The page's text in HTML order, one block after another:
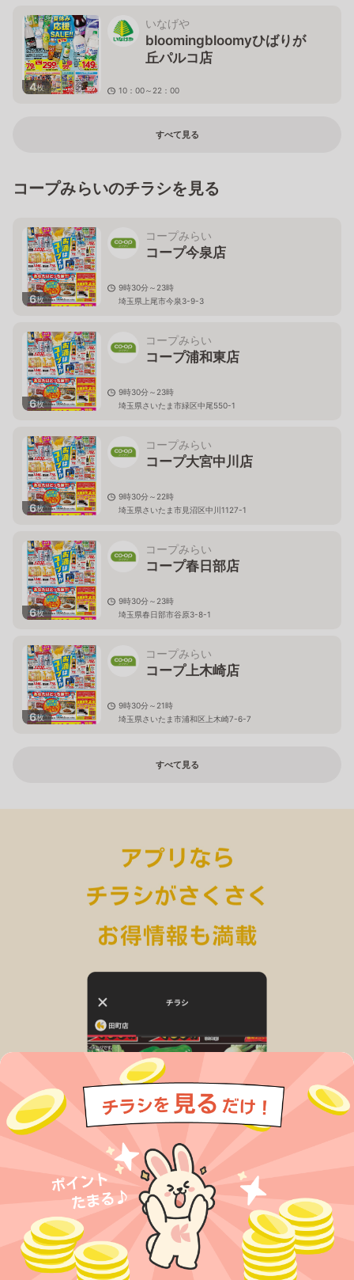
4枚
いなげや
bloomingbloomyひばりが
丘パルコ店
10：00～22：00
すべて見る
コープみらいのチラシを見る
6枚
コープみらい
コープ今泉店
9時30分～23時
埼玉県上尾市今泉3-9-3
6枚
コープみらい
コープ浦和東店
9時30分～23時
埼玉県さいたま市緑区中尾550-1
6枚
コープみらい
コープ大宮中川店
9時30分～22時
埼玉県さいたま市見沼区中川1127-1
6枚
コープみらい
コープ春日部店
9時30分～23時
埼玉県春日部市谷原3-8-1
6枚
コープみらい
コープ上木崎店
9時30分～21時
埼玉県さいたま市浦和区上木崎7-6-7
すべて見る